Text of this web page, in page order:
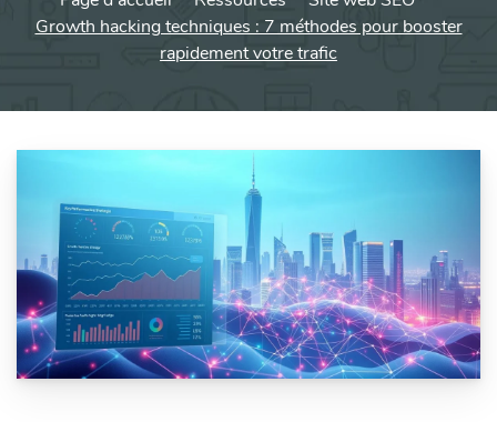
Growth hacking techniques : 7 méthodes pour booster
rapidement votre trafic